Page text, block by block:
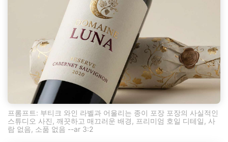
프롬프트: 부티크 와인 라벨과 어울리는 종이 포장 포장의 사실적인
스튜디오 사진, 깨끗하고 매끄러운 배경, 프리미엄 호일 디테일, 사
람 없음, 소품 없음 --ar 3:2